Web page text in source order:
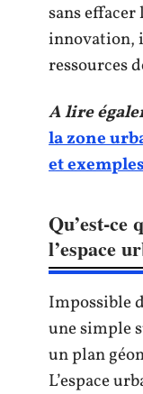
sans
innovation,
ressources
A lire
la zone
et
Qu’est-
l’espace
Impossible
une simple
un plan
L’espace